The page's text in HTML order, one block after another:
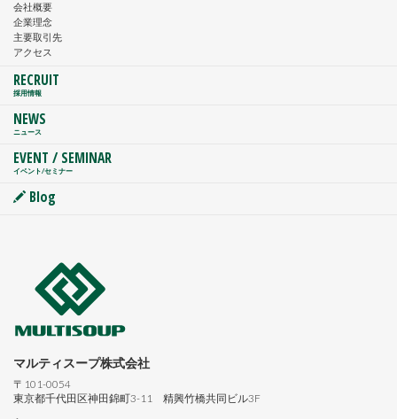
会社概要
企業理念
主要取引先
アクセス
RECRUIT
採用情報
NEWS
ニュース
EVENT / SEMINAR
イベント/セミナー
Blog
マルティスープ株式会社
〒101-0054
東京都千代田区神田錦町3-11 精興竹橋共同ビル3F